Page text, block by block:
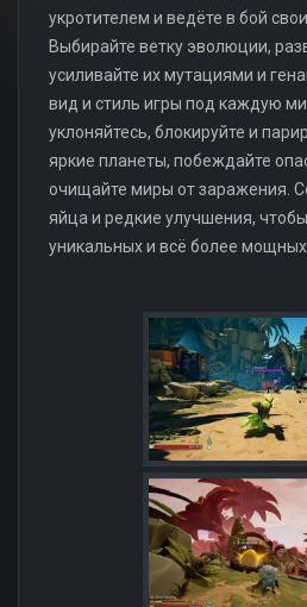
укротителем и ведёте в бой
Выбирайте ветку эволюции,
усиливайте их мутациями и
вид и стиль игры под каждую
уклоняйтесь, блокируйте и
яркие планеты, побеждайте
очищайте миры от заражения.
яйца и редкие улучшения,
уникальных и всё более мощных